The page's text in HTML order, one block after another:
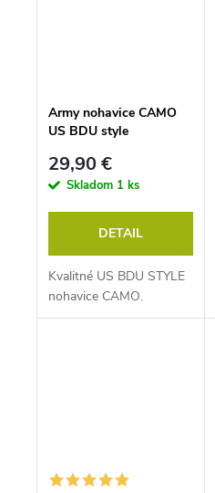
Army nohavice CAMO
US BDU style
29,90 €
Skladom 1 ks
DETAIL
Kvalitné US BDU STYLE
nohavice CAMO.